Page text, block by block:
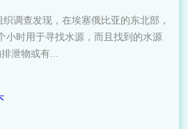
织调查发现，在埃塞俄比亚的东北部，
小时用于寻找水源，而且找到的水源
泄物或有...